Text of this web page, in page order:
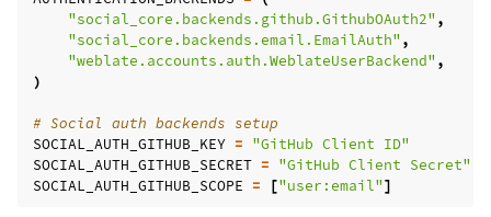
"social_core.backends.github.GithubOAuth2",
"social_core.backends.email.EmailAuth",
"weblate.accounts.auth.WeblateUserBackend",
)
# Social auth backends setup
SOCIAL_AUTH_GITHUB_KEY = "GitHub Client ID"
SOCIAL_AUTH_GITHUB_SECRET = "GitHub Client Secret"
SOCIAL_AUTH_GITHUB_SCOPE = ["user:email"]